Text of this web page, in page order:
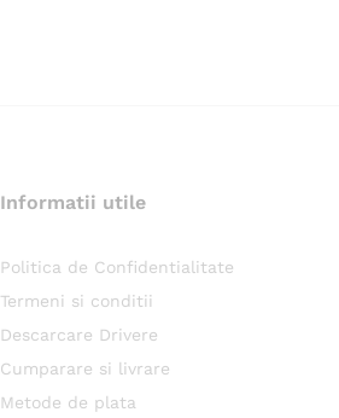
Informatii utile
Politica de Confidentialitate
Termeni si conditii
Descarcare Drivere
Cumparare si livrare
Metode de plata